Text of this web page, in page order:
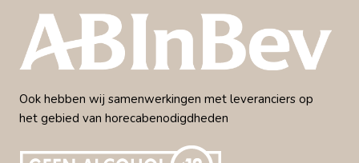
Ook hebben wij samenwerkingen met leveranciers op
het gebied van horecabenodigdheden